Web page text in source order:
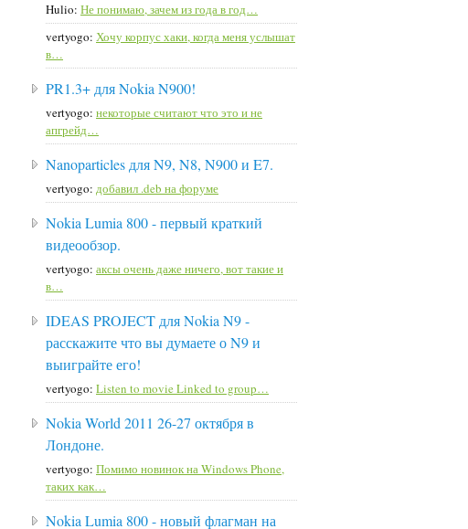
Hulio: Не понимаю, зачем из года в год…
vertyogo: Хочу корпус хаки, когда меня услышат
в…
PR1.3+ для Nokia N900!
vertyogo: некоторые считают что это и не
апгрейд…
Nanoparticles для N9, N8, N900 и E7.
vertyogo: добавил .deb на форуме
Nokia Lumia 800 - первый краткий
видеообзор.
vertyogo: аксы очень даже ничего, вот такие и
в…
IDEAS PROJECT для Nokia N9 -
расскажите что вы думаете о N9 и
выиграйте его!
vertyogo: Listen to movie Linked to group…
Nokia World 2011 26-27 октября в
Лондоне.
vertyogo: Помимо новинок на Windows Phone,
таких как…
Nokia Lumia 800 - новый флагман на